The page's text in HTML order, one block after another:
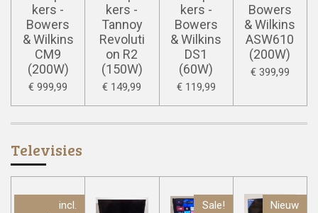
kers -
Bowers
& Wilkins
CM9
(200W)
€ 999,99
kers -
Tannoy
Revoluti
on R2
(150W)
€ 149,99
kers -
Bowers
& Wilkins
DS1
(60W)
€ 119,99
Bowers
& Wilkins
ASW610
(200W)
€ 399,99
Televisies
incl.
Sale! Nieuw